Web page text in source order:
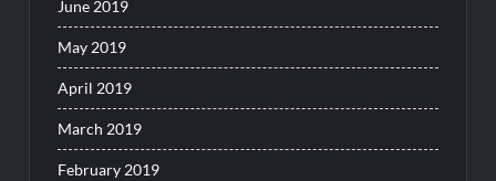
June 2019
May 2019
April 2019
March 2019
February 2019